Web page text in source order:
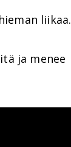
liikaa.
ja menee